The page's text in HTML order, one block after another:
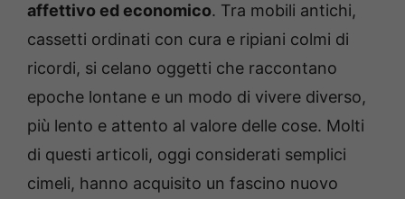
affettivo ed economico. Tra mobili antichi,
cassetti ordinati con cura e ripiani colmi di
ricordi, si celano oggetti che raccontano
epoche lontane e un modo di vivere diverso,
più lento e attento al valore delle cose. Molti
di questi articoli, oggi considerati semplici
cimeli, hanno acquisito un fascino nuovo